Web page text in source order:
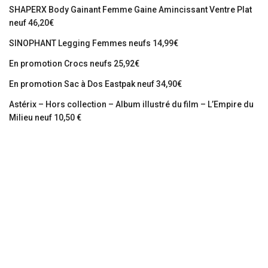
SHAPERX Body Gainant Femme Gaine Amincissant Ventre Plat
neuf 46,20€
SINOPHANT Legging Femmes neufs 14,99€
En promotion Crocs neufs 25,92€
En promotion Sac à Dos Eastpak neuf 34,90€
Astérix – Hors collection – Album illustré du film – L’Empire du
Milieu neuf 10,50 €